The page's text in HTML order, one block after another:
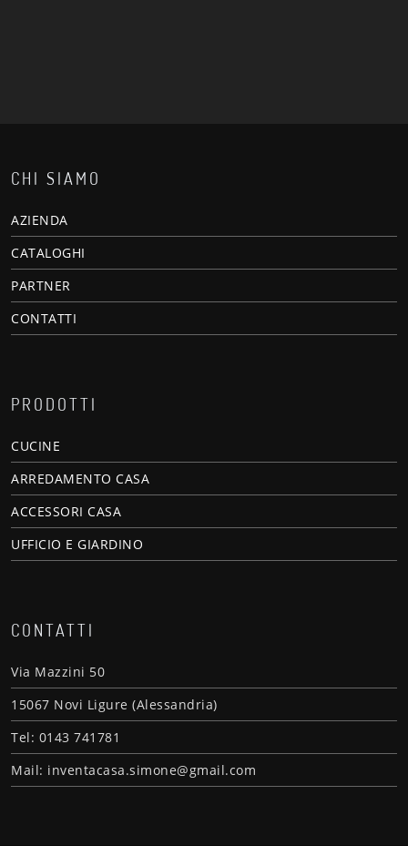
CHI SIAMO
AZIENDA
CATALOGHI
PARTNER
CONTATTI
PRODOTTI
CUCINE
ARREDAMENTO CASA
ACCESSORI CASA
UFFICIO E GIARDINO
CONTATTI
Via Mazzini 50
15067 Novi Ligure (Alessandria)
Tel: 0143 741781
Mail: inventacasa.simone@gmail.com